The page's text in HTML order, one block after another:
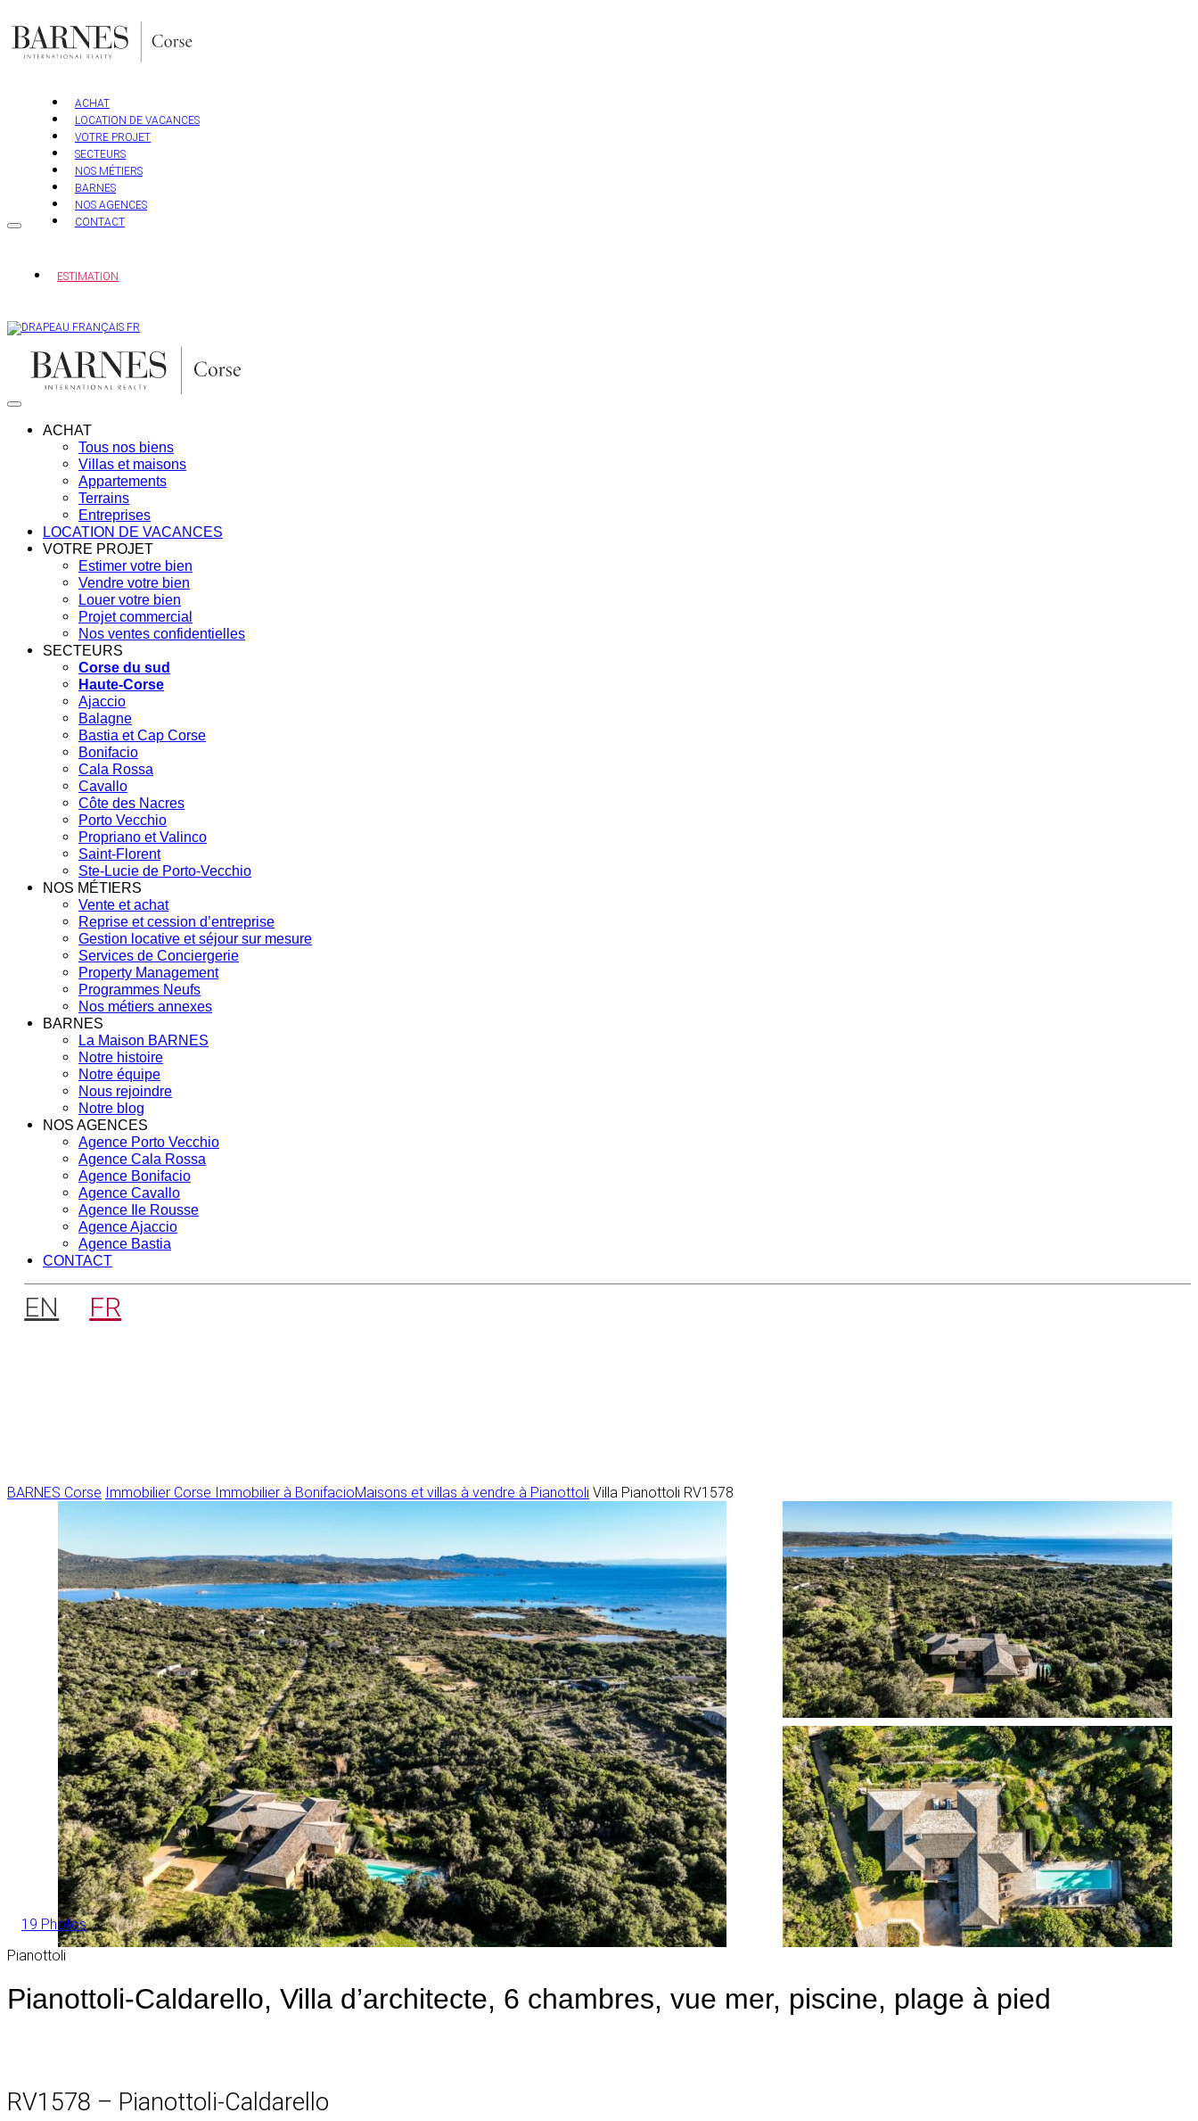
au
contenu
ACHAT
LOCATION DE VACANCES
VOTRE PROJET
SECTEURS
NOS MÉTIERS
BARNES
NOS AGENCES
CONTACT
ESTIMATION
FR
ACHAT
Tous nos biens
Villas et maisons
Appartements
Terrains
Entreprises
LOCATION DE VACANCES
VOTRE PROJET
Estimer votre bien
Vendre votre bien
Louer votre bien
Projet commercial
Nos ventes confidentielles
SECTEURS
Corse du sud
Haute-Corse
Ajaccio
Balagne
Bastia et Cap Corse
Bonifacio
Cala Rossa
Cavallo
Côte des Nacres
Porto Vecchio
Propriano et Valinco
Saint-Florent
Ste-Lucie de Porto-Vecchio
NOS MÉTIERS
Vente et achat
Reprise et cession d’entreprise
Gestion locative et séjour sur mesure
Services de Conciergerie
Property Management
Programmes Neufs
Nos métiers annexes
BARNES
La Maison BARNES
Notre histoire
Notre équipe
Nous rejoindre
Notre blog
NOS AGENCES
Agence Porto Vecchio
Agence Cala Rossa
Agence Bonifacio
Agence Cavallo
Agence Ile Rousse
Agence Ajaccio
Agence Bastia
CONTACT
EN FR
BARNES Corse Immobilier Corse Immobilier à BonifacioMaisons et villas à vendre à Pianottoli Villa Pianottoli RV1578
19 Photos
Pianottoli
Pianottoli-Caldarello, Villa d’architecte, 6 chambres, vue mer, piscine, plage à pied
RV1578 – Pianottoli-Caldarello